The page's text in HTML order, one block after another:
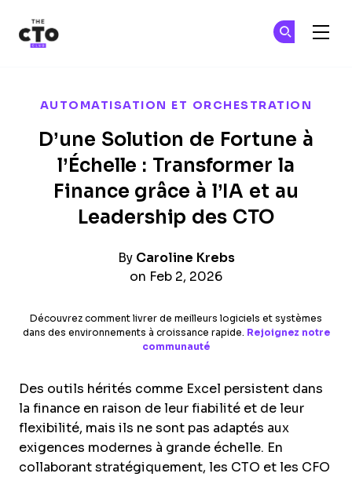
AUTOMATISATION ET ORCHESTRATION
D’une Solution de Fortune à
l’Échelle : Transformer la
Finance grâce à l’IA et au
Leadership des CTO
By Caroline Krebs
on Feb 2, 2026
Découvrez comment livrer de meilleurs logiciels et systèmes
dans des environnements à croissance rapide. Rejoignez notre
communauté
Des outils hérités comme Excel persistent dans
la finance en raison de leur fiabilité et de leur
flexibilité, mais ils ne sont pas adaptés aux
exigences modernes à grande échelle. En
collaborant stratégiquement, les CTO et les CFO